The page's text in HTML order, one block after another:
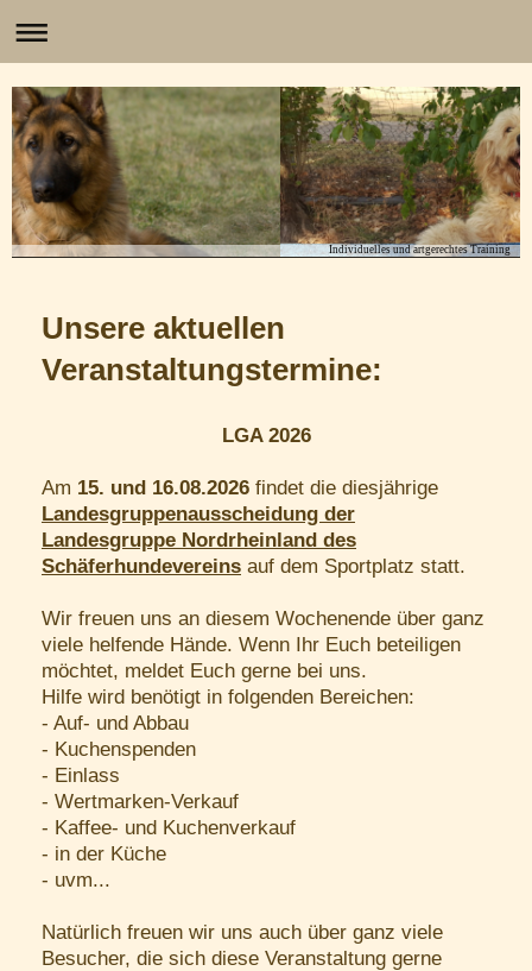
Individuelles und artgerechtes Training
Unsere aktuellen
Veranstaltungstermine:
LGA 2026
Am 15. und 16.08.2026 findet die diesjährige
Landesgruppenausscheidung der
Landesgruppe Nordrheinland des
Schäferhundevereins auf dem Sportplatz statt.
Wir freuen uns an diesem Wochenende über ganz
viele helfende Hände. Wenn Ihr Euch beteiligen
möchtet, meldet Euch gerne bei uns.
Hilfe wird benötigt in folgenden Bereichen:
- Auf- und Abbau
- Kuchenspenden
- Einlass
- Wertmarken-Verkauf
- Kaffee- und Kuchenverkauf
- in der Küche
- uvm...
Natürlich freuen wir uns auch über ganz viele
Besucher, die sich diese Veranstaltung gerne